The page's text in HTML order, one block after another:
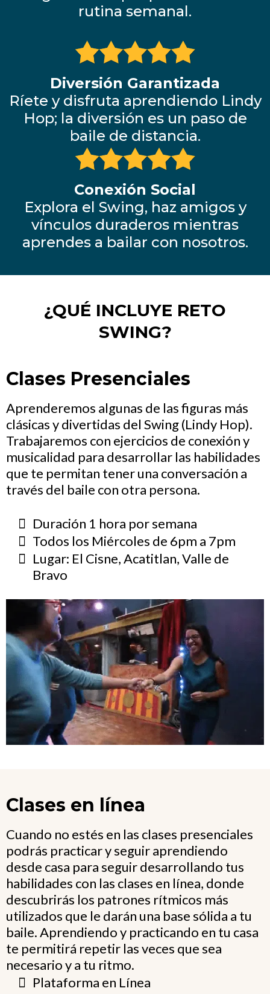
rutina semanal.
Diversión Garantizada
Ríete y disfruta aprendiendo Lindy
Hop; la diversión es un paso de
baile de distancia.
Conexión Social
Explora el Swing, haz amigos y
vínculos duraderos mientras
aprendes a bailar con nosotros.
¿QUÉ INCLUYE RETO
SWING?
Clases Presenciales
Aprenderemos algunas de las figuras más
clásicas y divertidas del Swing (Lindy Hop).
Trabajaremos con ejercicios de conexión y
musicalidad para desarrollar las habilidades
que te permitan tener una conversación a
través del baile con otra persona.
Duración 1 hora por semana
Todos los Miércoles de 6pm a 7pm
Lugar: El Cisne, Acatitlan, Valle de
Bravo
Clases en línea
Cuando no estés en las clases presenciales
podrás practicar y seguir aprendiendo
desde casa para seguir desarrollando tus
habilidades con las clases en línea, donde
descubrirás los patrones rítmicos más
utilizados que le darán una base sólida a tu
baile. Aprendiendo y practicando en tu casa
te permitirá repetir las veces que sea
necesario y a tu ritmo.
Plataforma en Línea